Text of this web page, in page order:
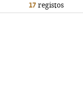
17registos